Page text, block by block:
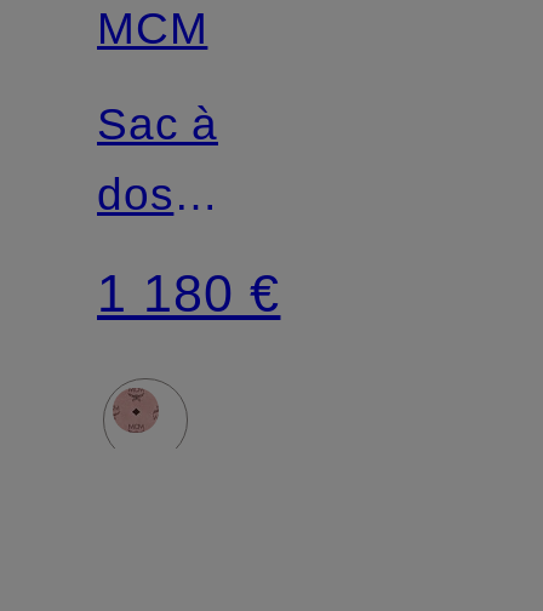
MCM
Sac à
dos
STARK
SMALL
avec
1 180 €